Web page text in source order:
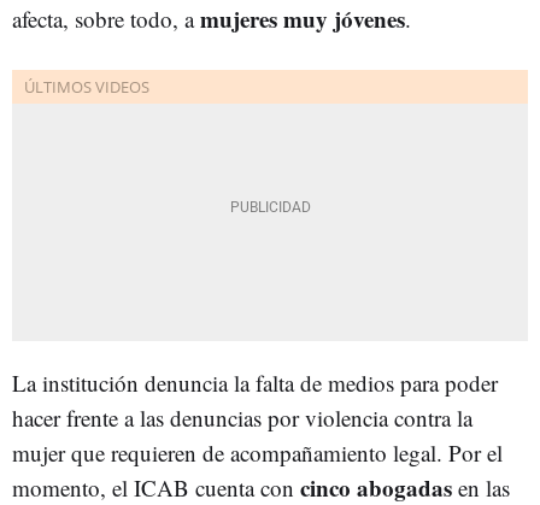
afecta, sobre todo, amujeres muy jóvenes.
La institución denuncia la falta de medios para poder
hacer frente a las denuncias por violencia contra la
mujer que requieren de acompañamiento legal. Por el
momento, el ICAB cuenta con cinco abogadas en las